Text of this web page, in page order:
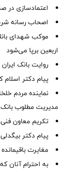
اعتمادسازی در
اصحاب رسانه
موكب شهدای
اربعین برپا می‌شود
روایت بانک
پیام دکتر اسلام
مدیریت مطلوب
تکریم معاون
پیام دکتر
مغایرت‌ باقیمانده
به احترام آنان